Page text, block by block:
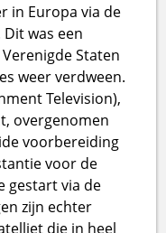
in Europa via de
Dit was een
Staten
weer verdween.
Television),
overgenomen
voorbereiding
voor de
gestart via de
zijn echter
die in heel